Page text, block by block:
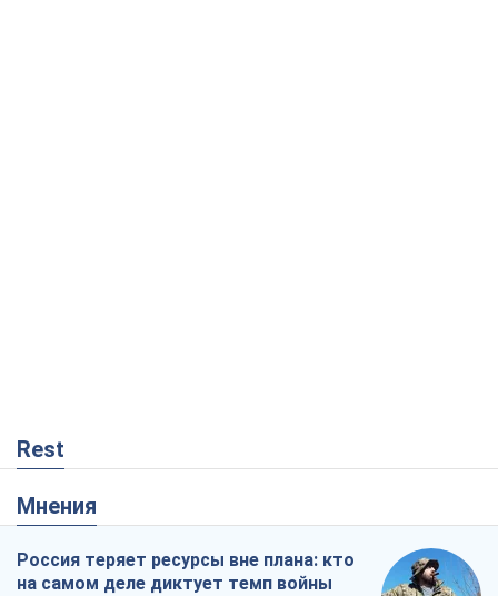
Rest
Мнения
Россия теряет ресурсы вне плана: кто
на самом деле диктует темп войны